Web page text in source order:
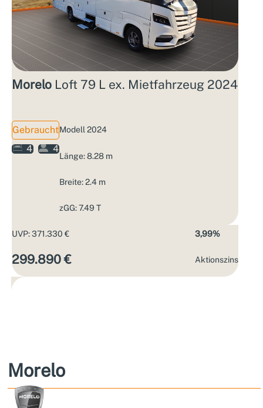
Morelo Loft 79 L ex. Mietfahrzeug 2024
Gebraucht
4
4
Modell 2024
Länge: 8.28 m
Breite: 2.4 m
zGG: 7.49 T
UVP: 371.330 €
299.890 €
3,99%
Aktions­zins
Morelo